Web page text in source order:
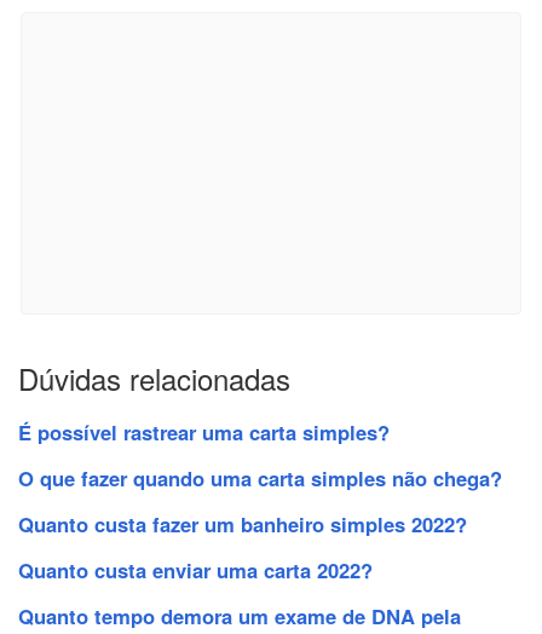
Dúvidas relacionadas
É possível rastrear uma carta simples?
O que fazer quando uma carta simples não chega?
Quanto custa fazer um banheiro simples 2022?
Quanto custa enviar uma carta 2022?
Quanto tempo demora um exame de DNA pela